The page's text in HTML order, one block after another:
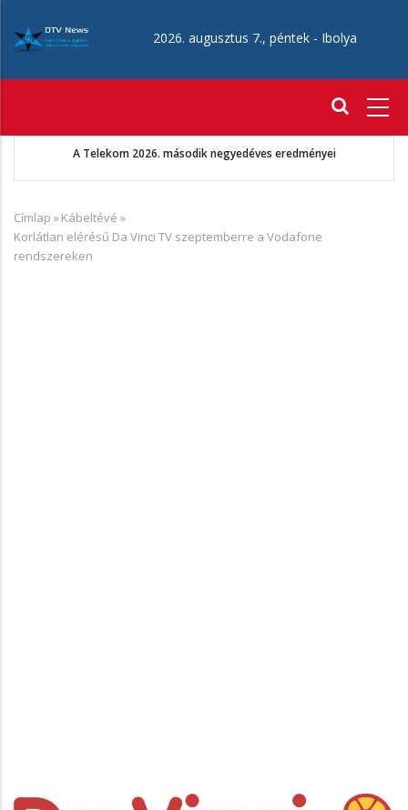
tartalomra
2026. augusztus 7., péntek - Ibolya
A Telekom 2026. második negyedéves eredményei
Morzsa
Címlap »Kábeltévé »
Korlátlan elérésű Da Vinci TV szeptemberre a Vodafone
rendszereken